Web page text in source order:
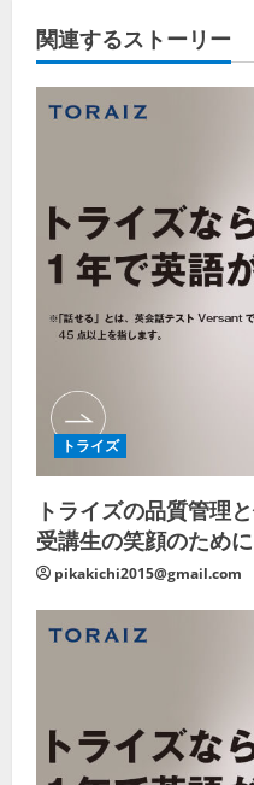
関連するストーリー
トライズ
トライズの品質管理
受講生の笑顔のために
pikakichi2015@gmail.com